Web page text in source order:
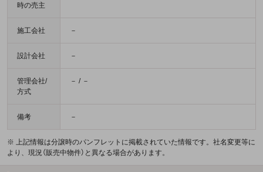
時の売主
施工会社 －
設計会社 －
管理会社/
方式
－ / －
備考 －
※ 上記情報は分譲時のパンフレットに掲載されていた情報です。社名変更等に
より、現況（販売中物件）と異なる場合があります。